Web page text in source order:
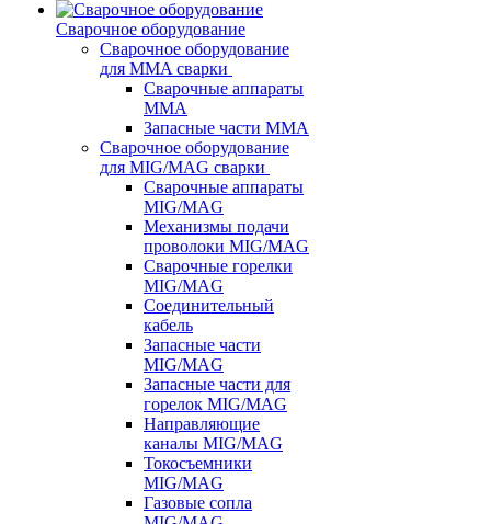
Сварочное оборудование
Сварочное оборудование
для MMA сварки
Сварочные аппараты
MMA
Запасные части MMA
Сварочное оборудование
для MIG/MAG сварки
Сварочные аппараты
MIG/MAG
Механизмы подачи
проволоки MIG/MAG
Сварочные горелки
MIG/MAG
Соединительный
кабель
Запасные части
MIG/MAG
Запасные части для
горелок MIG/MAG
Направляющие
каналы MIG/MAG
Токосъемники
MIG/MAG
Газовые сопла